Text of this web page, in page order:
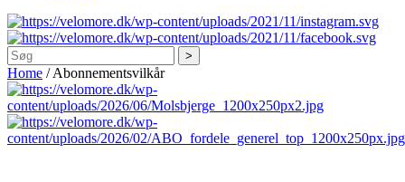
Søg
Home /Abonnementsvilkår